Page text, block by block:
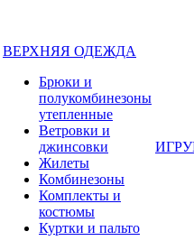
ВЕРХНЯЯ ОДЕЖДА
Брюки и
полукомбинезоны
утепленные
Ветровки и
джинсовки
Жилеты
Комбинезоны
Комплекты и
костюмы
Куртки и пальто